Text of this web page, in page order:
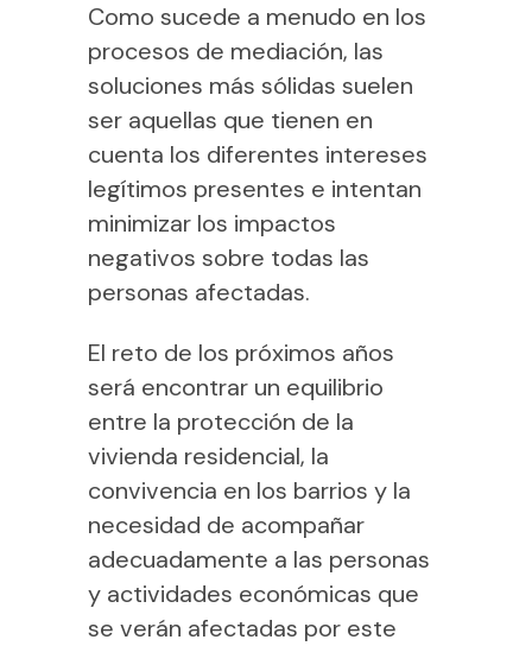
Como sucede a menudo en los
procesos de mediación, las
soluciones más sólidas suelen
ser aquellas que tienen en
cuenta los diferentes intereses
legítimos presentes e intentan
minimizar los impactos
negativos sobre todas las
personas afectadas.
El reto de los próximos años
será encontrar un equilibrio
entre la protección de la
vivienda residencial, la
convivencia en los barrios y la
necesidad de acompañar
adecuadamente a las personas
y actividades económicas que
se verán afectadas por este